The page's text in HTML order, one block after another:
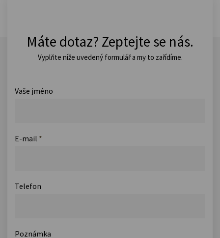
Máte dotaz? Zeptejte se nás.
Vyplňte níže uvedený formulář a my to zařídíme.
Vaše jméno
E-mail *
Telefon
Poznámka